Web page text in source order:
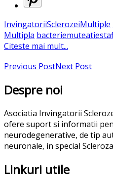
InvingatoriiSclerozeiMultiple
Multipla bacteriemuteatie
Citeste mai mult...
Previous PostNext Post
Despre noi
Asociatia Invingatorii
ofere suport si informatii
neurodegenerative, de tip
neuronale, in special
Linkuri utile